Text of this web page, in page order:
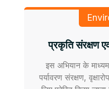
प्रकृति संरक्षण
इस अभियान के
पर्यावरण संरक्षण,